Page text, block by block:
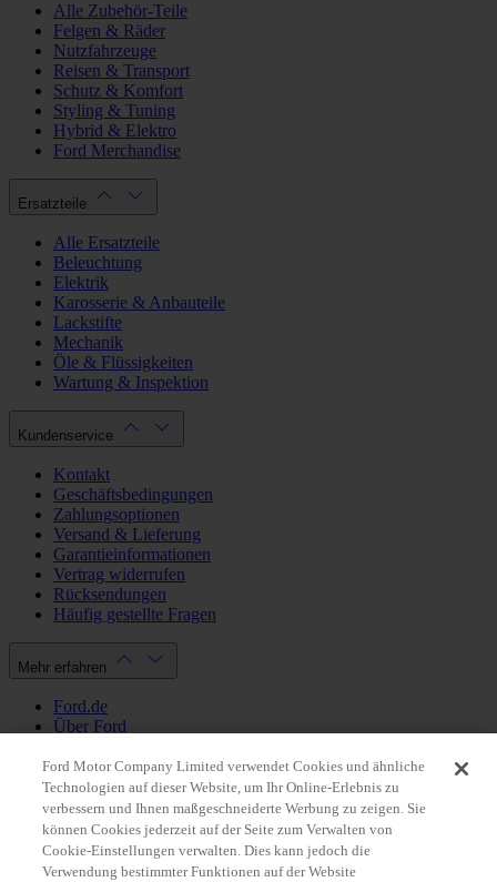
Alle Zubehör-Teile
Felgen & Räder
Nutzfahrzeuge
Reisen & Transport
Schutz & Komfort
Styling & Tuning
Hybrid & Elektro
Ford Merchandise
Ersatzteile
Alle Ersatzteile
Beleuchtung
Elektrik
Karosserie & Anbauteile
Lackstifte
Mechanik
Öle & Flüssigkeiten
Wartung & Inspektion
Kundenservice
Kontakt
Geschäftsbedingungen
Zahlungsoptionen
Versand & Lieferung
Garantieinformationen
Vertrag widerrufen
Rücksendungen
Häufig gestellte Fragen
Mehr erfahren
Ford.de
Über Ford
Datenschutzbestimmungen
Impressum
Mein Konto
Ford Motor Company Limited verwendet Cookies und ähnliche
Technologien auf dieser Website, um Ihr Online-Erlebnis zu
verbessern und Ihnen maßgeschneiderte Werbung zu zeigen. Sie
können Cookies jederzeit auf der Seite zum Verwalten von
Cookie-Einstellungen verwalten. Dies kann jedoch die
Verwendung bestimmter Funktionen auf der Website